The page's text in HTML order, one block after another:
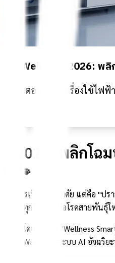
& Wellness 2026: พลิ
5 ขั้นตอนเลือกเครื่องใช้ไฟ
2026: พลิกโ
งกว่าการเป็นที่อยู่อาศัย แต่คือ
ยสถิติทุกปี และเชื้อโรคสายพันธุ์
ไฟฟ้าโดยยึดหลัก "Wellness
Steam Wash และระบบ AI อั